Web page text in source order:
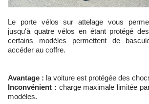
Le porte vélos sur attelage vous permettra de transporter
jusqu'à quatre vélos en étant protégé
certains modèles permettent de
accéder au coffre.
Avantage : la voiture est protégée des
Inconvénient : charge maximale limitée
modèles.